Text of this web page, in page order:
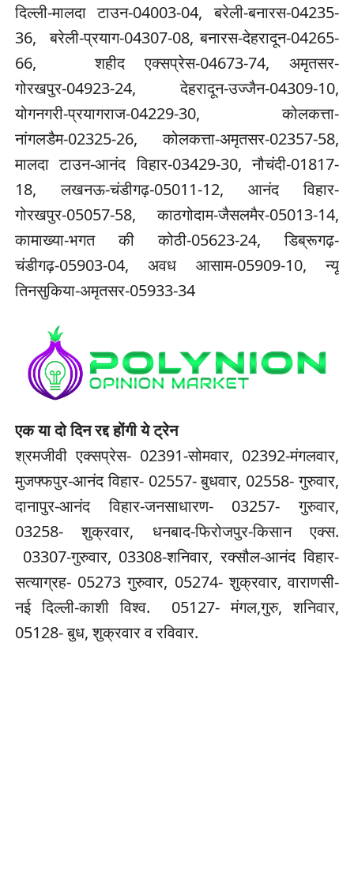
दिल्ली-मालदा टाउन-04003-04, बरेली-बनारस-04235-
36, बरेली-प्रयाग-04307-08, बनारस-देहरादून-04265-
66, शहीद एक्सप्रेस-04673-74, अमृतसर-
गोरखपुर-04923-24, देहरादून-उज्जैन-04309-10,
योगनगरी-प्रयागराज-04229-30, कोलकत्ता-
नांगलडैम-02325-26, कोलकत्ता-अमृतसर-02357-58,
मालदा टाउन-आनंद विहार-03429-30, नौचंदी-01817-
18, लखनऊ-चंडीगढ़-05011-12, आनंद विहार-
गोरखपुर-05057-58, काठगोदाम-जैसलमैर-05013-14,
कामाख्या-भगत की कोठी-05623-24, डिब्रूगढ़-
चंडीगढ़-05903-04, अवध आसाम-05909-10, न्यू
तिनसुकिया-अमृतसर-05933-34
एक या दो दिन रद्द होंगी ये ट्रेन
श्रमजीवी एक्सप्रेस- 02391-सोमवार, 02392-मंगलवार,
मुजफ्फपुर-आनंद विहार- 02557- बुधवार, 02558- गुरुवार,
दानापुर-आनंद विहार-जनसाधारण- 03257- गुरुवार,
03258- शुक्रवार, धनबाद-फिरोजपुर-किसान एक्स.
03307-गुरुवार, 03308-शनिवार, रक्सौल-आनंद विहार-
सत्याग्रह- 05273 गुरुवार, 05274- शुक्रवार, वाराणसी-
नई दिल्ली-काशी विश्व. 05127- मंगल,गुरु, शनिवार,
05128- बुध, शुक्रवार व रविवार.